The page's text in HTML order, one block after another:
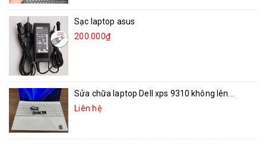
Sạc laptop asus
200.000₫
Sửa chữa laptop Dell xps 9310 không lên...
Liên hệ